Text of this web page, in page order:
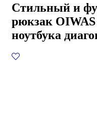
Cтильный и
рюкзак OIWAS
ноутбука